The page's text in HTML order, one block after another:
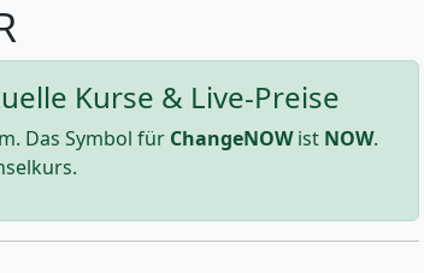
Kurse & Live-Preise
Das Symbol für ChangeNOWist NOW.